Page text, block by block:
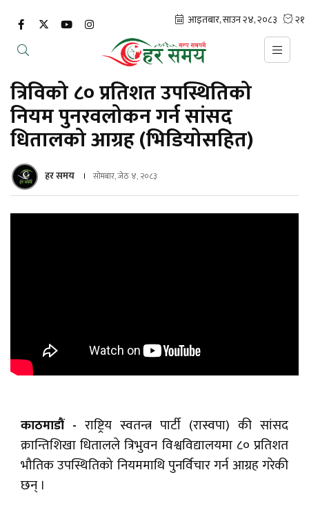
त्रिविको ८० प्रतिशत उपस्थितिको
नियम पुनरवलोकन गर्न सांसद
धितालको आग्रह (भिडियोसहित)
हर समय सोमबार, जेठ ४, २०८३
काठमाडौं - राष्ट्रिय स्वतन्त्र पार्टी (रास्वपा) की सांसद
क्रान्तिशिखा धितालले त्रिभुवन विश्वविद्यालयमा ८० प्रतिशत
भौतिक उपस्थितिको नियममाथि पुनर्विचार गर्न आग्रह गरेकी
छन् ।